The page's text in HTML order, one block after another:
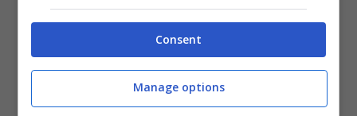
Consent
Manage options